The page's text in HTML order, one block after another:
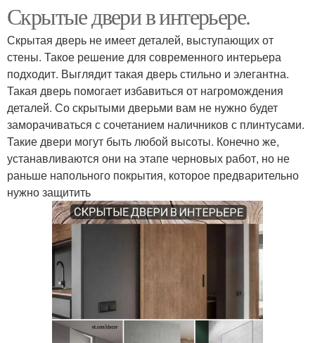
Скрытые двери в интерьере.
Скрытая дверь не имеет деталей, выступающих от
стены. Такое решение для современного интерьера
подходит. Выглядит такая дверь стильно и элегантна.
Такая дверь помогает избавиться от нагромождения
деталей. Со скрытыми дверьми вам не нужно будет
заморачиваться с сочетанием наличников с плинтусами.
Такие двери могут быть любой высоты. Конечно же,
устанавливаются они на этапе черновых работ, но не
раньше напольного покрытия, которое предварительно
нужно защитить